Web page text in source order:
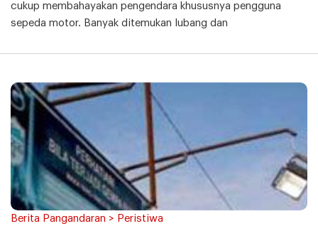
cukup membahayakan pengendara khususnya pengguna
sepeda motor. Banyak ditemukan lubang dan
Berita Pangandaran > Peristiwa